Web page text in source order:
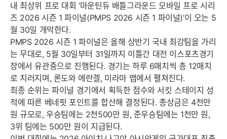
내 최상위 프로 대회 ‘마운틴듀 배틀그라운드 모바일 프로 시리
즈 2026 시즌 1 파이널(PMPS 2026 시즌 1 파이널)’이 오는 5
월 30일 개막한다.
PMPS 2026 시즌 1 파이널은 올해 상반기 국내 최강팀을 가리
는 무대로, 5월 30일부터 31일까지 이틀간 대전 이스포츠경기
장에서 유관중으로 진행된다. 경기는 하루 6매치씩 총 12매치
로 치러지며, 론도와 에란겔, 미라마 맵에서 펼쳐진다.
최종 순위는 파이널 경기에서 획득한 점수와 서킷 스테이지 성
적에 따른 베네핏 포인트를 합산해 결정된다. 총상금은 4천만
원 규모로, 우승팀에는 2천500만 원, 준우승팀에는 1천만 원,
3위 팀에는 500만 원이 지급된다.